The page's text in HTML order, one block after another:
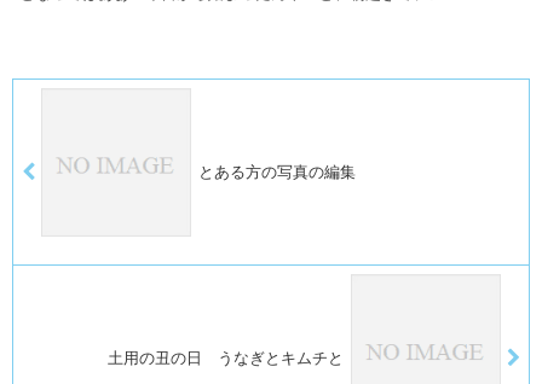
とある方の写真の編集
土用の丑の日 うなぎとキムチと